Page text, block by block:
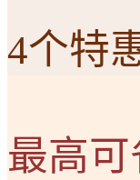
4个特
最高可